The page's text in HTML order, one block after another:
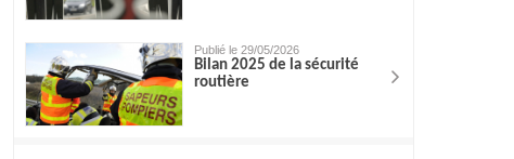
Publié le 29/05/2026
Bilan 2025 de la sécurité
routière